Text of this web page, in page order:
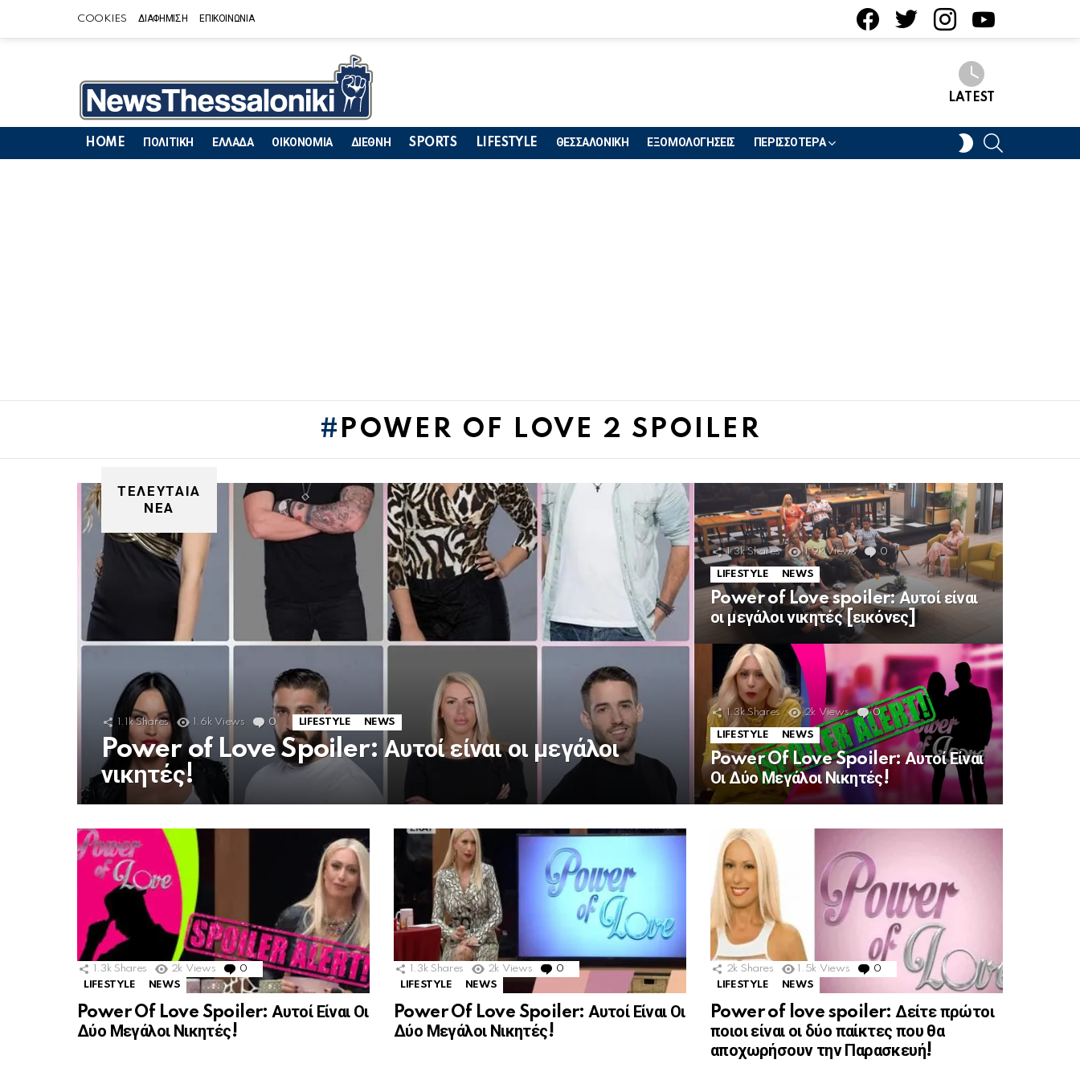
COOKIES ΔΙΑΦΗΜΙΣΗ ΕΠΙΚΟΙΝΩΝΙΑ
LATEST
HOME ΠΟΛΙΤΙΚΗ ΕΛΛΑΔΑ ΟΙΚΟΝΟΜΙΑ ΔΙΕΘΝΗ SPORTS LIFESTYLE ΘΕΣΣΑΛΟΝΙΚΗ ΕΞΟΜΟΛΟΓΗΣΕΙΣ ΠΕΡΙΣΣΟΤΕΡΑ
SWITCH
SKIN
POWER OF LOVE 2 SPOILER
ΤΕΛΕΥΤΑΙΑ
ΝΕΑ
1.1k Shares 1.6k Views 0 Comments
LIFESTYLE NEWS
Power of Love Spoiler: Αυτοί είναι οι μεγάλοι
νικητές!
1.3k Shares 1.9k Views 0 Comments
LIFESTYLE NEWS
Power of Love spoiler: Αυτοί είναι
οι μεγάλοι νικητές [εικόνες]
1.3k Shares 2k Views 0 Comments
LIFESTYLE NEWS
Power Of Love Spoiler: Αυτοί Είναι
Οι Δύο Μεγάλοι Νικητές!
MORE
STORIES
1.3k Shares 2k Views 0
Comments
LIFESTYLE
NEWS
Power Of Love Spoiler: Αυτοί Είναι Οι
Δύο Μεγάλοι Νικητές!
1.3k Shares 2k Views 0
Comments
LIFESTYLE
NEWS
Power Of Love Spoiler: Αυτοί Είναι Οι
Δύο Μεγάλοι Νικητές!
2k Shares 1.5k Views 0
Comments
LIFESTYLE
NEWS
Power of love spoiler: Δείτε πρώτοι
ποιοι είναι οι δύο παίκτες που θα
αποχωρήσουν την Παρασκευή!